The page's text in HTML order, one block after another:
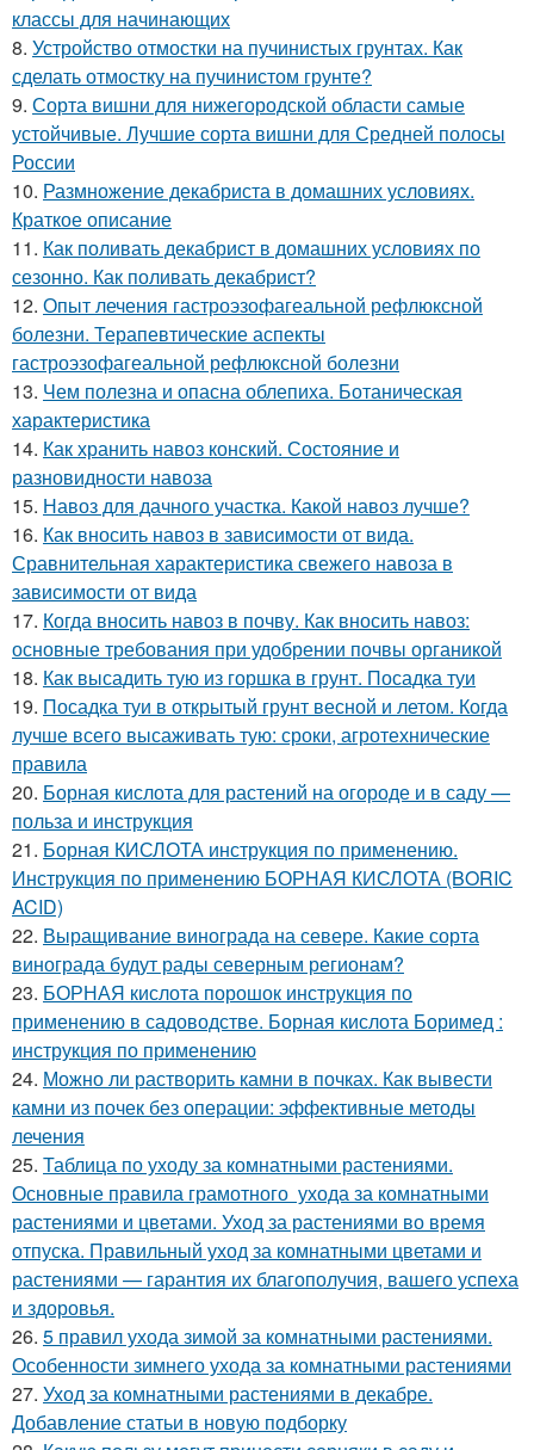
классы для начинающих
8. Устройство отмостки на пучинистых грунтах. Как
сделать отмостку на пучинистом грунте?
9. Сорта вишни для нижегородской области самые
устойчивые. Лучшие сорта вишни для Средней полосы
России
10. Размножение декабриста в домашних условиях.
Краткое описание
11. Как поливать декабрист в домашних условиях по
сезонно. Как поливать декабрист?
12. Опыт лечения гастроэзофагеальной рефлюксной
болезни. Терапевтические аспекты
гастроэзофагеальной рефлюксной болезни
13. Чем полезна и опасна облепиха. Ботаническая
характеристика
14. Как хранить навоз конский. Состояние и
разновидности навоза
15. Навоз для дачного участка. Какой навоз лучше?
16. Как вносить навоз в зависимости от вида.
Сравнительная характеристика свежего навоза в
зависимости от вида
17. Когда вносить навоз в почву. Как вносить навоз:
основные требования при удобрении почвы органикой
18. Как высадить тую из горшка в грунт. Посадка туи
19. Посадка туи в открытый грунт весной и летом. Когда
лучше всего высаживать тую: сроки, агротехнические
правила
20. Борная кислота для растений на огороде и в саду —
польза и инструкция
21. Борная КИСЛОТА инструкция по применению.
Инструкция по применению БОРНАЯ КИСЛОТА (BORIC
ACID)
22. Выращивание винограда на севере. Какие сорта
винограда будут рады северным регионам?
23. БОРНАЯ кислота порошок инструкция по
применению в садоводстве. Борная кислота Боримед :
инструкция по применению
24. Можно ли растворить камни в почках. Как вывести
камни из почек без операции: эффективные методы
лечения
25. Таблица по уходу за комнатными растениями.
Основные правила грамотного ухода за комнатными
растениями и цветами. Уход за растениями во время
отпуска. Правильный уход за комнатными цветами и
растениями — гарантия их благополучия, вашего успеха
и здоровья.
26. 5 правил ухода зимой за комнатными растениями.
Особенности зимнего ухода за комнатными растениями
27. Уход за комнатными растениями в декабре.
Добавление статьи в новую подборку